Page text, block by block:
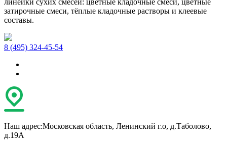
линейки сухих смесей: цветные кладочные смеси, цветные
затирочные смеси, тёплые кладочные растворы и клеевые
составы.
8 (495) 324-45-54
Наш адрес:Московская область, Ленинский г.о, д.Таболово,
д.19А